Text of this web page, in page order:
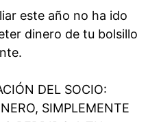
este año no ha ido
dinero de tu bolsillo
DEL SOCIO:
SIMPLEMENTE